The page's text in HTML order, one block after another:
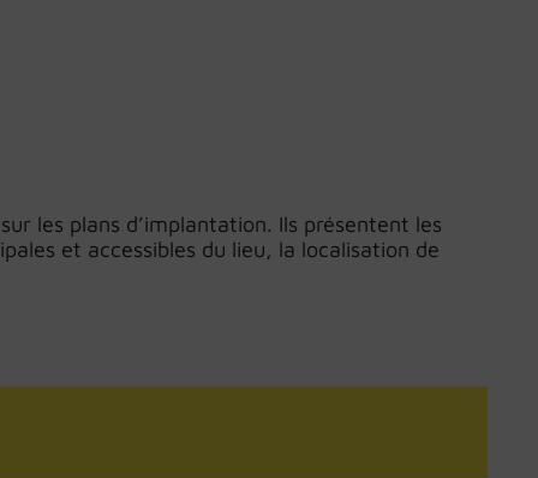
les plans d’implantation. Ils présentent les
et accessibles du lieu, la localisation de